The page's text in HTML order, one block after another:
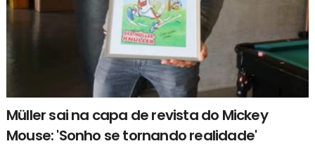
Müller sai na capa de revista do Mickey
Mouse: 'Sonho se tornando realidade'